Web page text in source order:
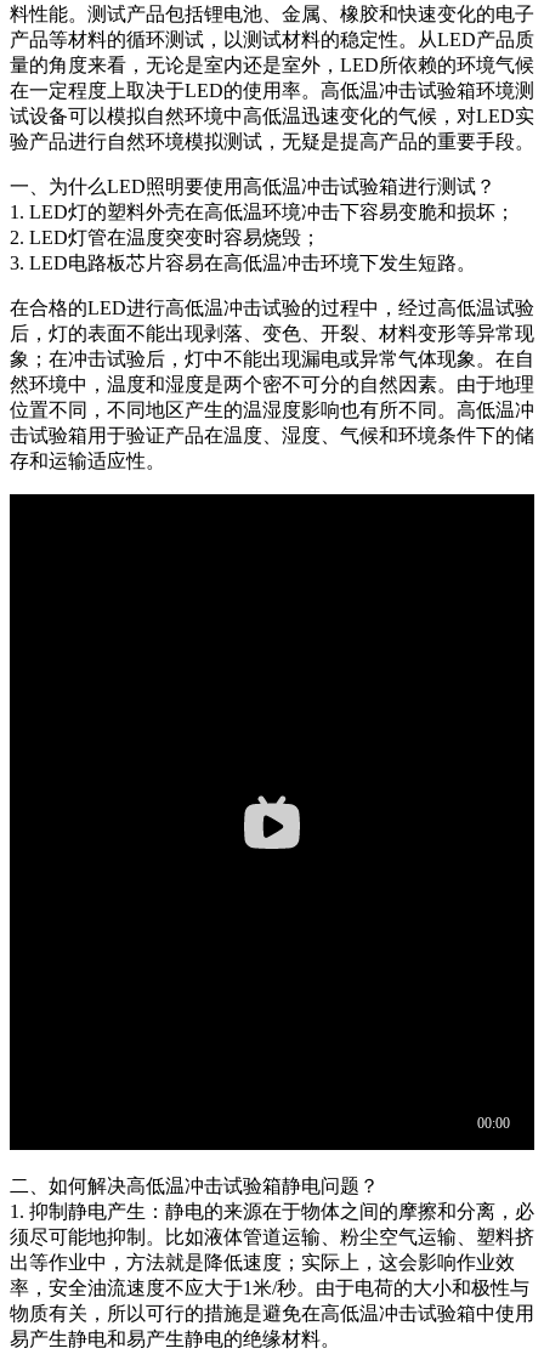
电动玩具测试方案
电表测试方案
电动工具测试方案
料性能。测试产品包括锂电池、金属、橡胶和快速变化的电子
产品等材料的循环测试，以测试材料的稳定性。从LED产品质
量的角度来看，无论是室内还是室外，LED所依赖的环境气候
在一定程度上取决于LED的使用率。高低温冲击试验箱环境测
试设备可以模拟自然环境中高低温迅速变化的气候，对LED实
验产品进行自然环境模拟测试，无疑是提高产品的重要手段。
一、为什么LED照明要使用高低温冲击试验箱进行测试？
1. LED灯的塑料外壳在高低温环境冲击下容易变脆和损坏；
2. LED灯管在温度突变时容易烧毁；
3. LED电路板芯片容易在高低温冲击环境下发生短路。
在合格的LED进行高低温冲击试验的过程中，经过高低温试验
后，灯的表面不能出现剥落、变色、开裂、材料变形等异常现
象；在冲击试验后，灯中不能出现漏电或异常气体现象。在自
然环境中，温度和湿度是两个密不可分的自然因素。由于地理
位置不同，不同地区产生的温湿度影响也有所不同。高低温冲
击试验箱用于验证产品在温度、湿度、气候和环境条件下的储
存和运输适应性。
二、如何解决高低温冲击试验箱静电问题？
1. 抑制静电产生：静电的来源在于物体之间的摩擦和分离，必
须尽可能地抑制。比如液体管道运输、粉尘空气运输、塑料挤
出等作业中，方法就是降低速度；实际上，这会影响作业效
率，安全油流速度不应大于1米/秒。由于电荷的大小和极性与
物质有关，所以可行的措施是避免在高低温冲击试验箱中使用
易产生静电和易产生静电的绝缘材料。